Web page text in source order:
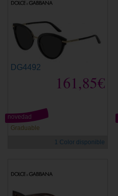
DG4492
161,85€
Graduable
novedad
1 Color disponible